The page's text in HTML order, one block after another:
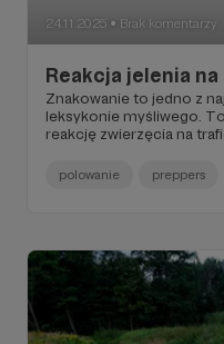
24.11.2025 ● Brak komentarzy
Reakcja jelenia na
Znakowanie to jedno z
leksykonie myśliwego.
reakcję zwierzęcia na
w ułamku sekundy, który
polowanie preppers